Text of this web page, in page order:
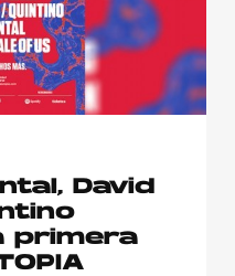
DE UMO agency. TODOS LOS
David
primera